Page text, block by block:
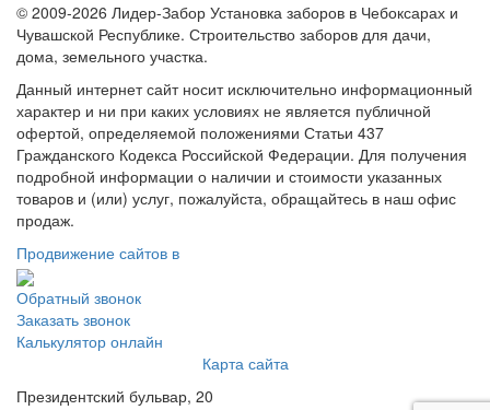
© 2009-2026 Лидер-Забор Установка заборов в Чебоксарах и
Чувашской Республике. Строительство заборов для дачи,
дома, земельного участка.
Данный интернет сайт носит исключительно информационный
характер и ни при каких условиях не является публичной
офертой, определяемой положениями Статьи 437
Гражданского Кодекса Российской Федерации. Для получения
подробной информации о наличии и стоимости указанных
товаров и (или) услуг, пожалуйста, обращайтесь в наш офис
продаж.
Продвижение сайтов в
Обратный звонок
Заказать звонок
Калькулятор онлайн
Карта сайта
Президентский бульвар, 20